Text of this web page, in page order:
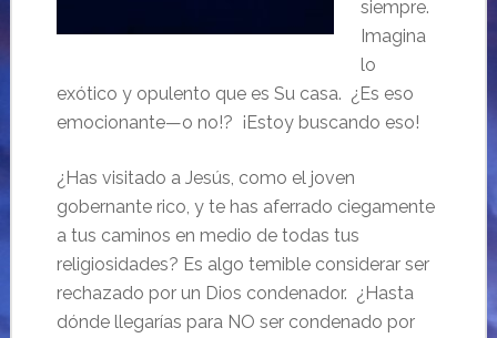
siempre.
Imagina
lo
exótico y opulento que es Su casa. ¿Es eso
emocionante—o no!? ¡Estoy buscando eso!
¿Has visitado a Jesús, como el joven
gobernante rico, y te has aferrado ciegamente
a tus caminos en medio de todas tus
religiosidades? Es algo temible considerar ser
rechazado por un Dios condenador. ¿Hasta
dónde llegarías para NO ser condenado por